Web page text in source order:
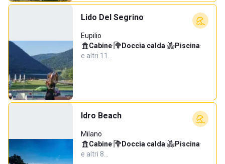
Lido Del Segrino
Eupilio
Cabine· Doccia calda· Piscina·
e altri 11…
Idro Beach
Milano
Cabine· Doccia calda· Piscina·
e altri 8…